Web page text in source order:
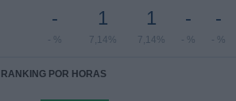
-
- %
1
7,14%
1
7,14%
-
- %
-
- %
RANKING POR HORAS